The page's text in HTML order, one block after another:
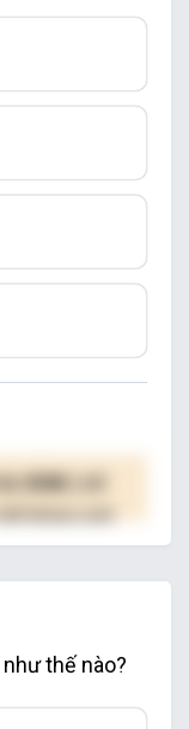
250K )
thế nào?